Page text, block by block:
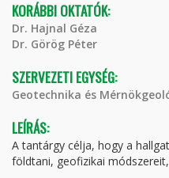
KORÁBBI OKTATÓK:
Dr. Hajnal Géza
Dr. Görög Péter
SZERVEZETI EGYSÉG:
Geotechnika és
LEÍRÁS:
A tantárgy célja, hogy a
földtani, geofizikai